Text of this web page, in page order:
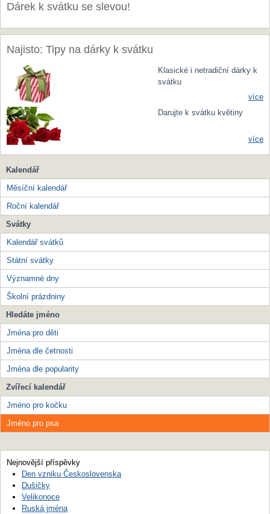
Dárek k svátku se slevou!
Najisto: Tipy na dárky k svátku
Klasické i netradiční dárky k
svátku
více
Darujte k svátku květiny
více
Kalendář
Měsíční kalendář
Roční kalendář
Svátky
Kalendář svátků
Státní svátky
Významné dny
Školní prázdniny
Hledáte jméno
Jména pro děti
Jména dle četnosti
Jména dle popularity
Zvířecí kalendář
Jméno pro kočku
Jméno pro psa
Nejnovější příspěvky
Den vzniku Československa
Dušičky
Velikonoce
Ruská jména